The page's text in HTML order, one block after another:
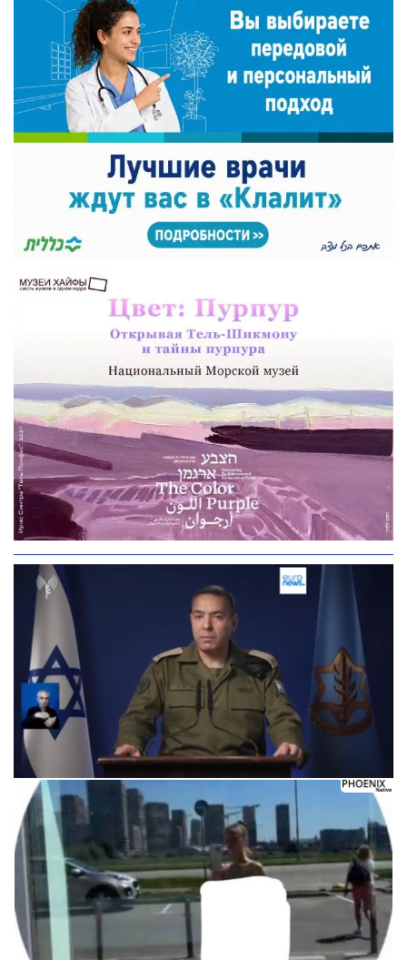
Следующее видео через 5 Отмена